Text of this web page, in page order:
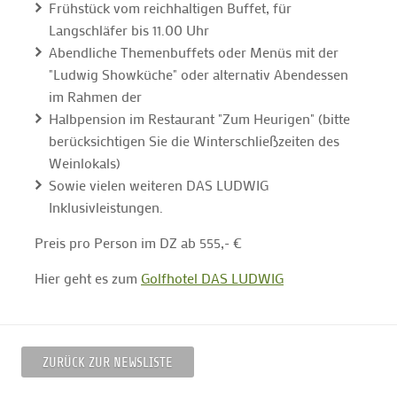
Frühstück vom reichhaltigen Buffet, für
Langschläfer bis 11.00 Uhr
Abendliche Themenbuffets oder Menüs mit der
"Ludwig Showküche" oder alternativ Abendessen
im Rahmen der
Halbpension im Restaurant "Zum Heurigen" (bitte
berücksichtigen Sie die Winterschließzeiten des
Weinlokals)
Sowie vielen weiteren DAS LUDWIG
Inklusivleistungen.
Preis pro Person im DZ ab 555,- €
Hier geht es zum Golfhotel DAS LUDWIG
ZURÜCK ZUR NEWSLISTE